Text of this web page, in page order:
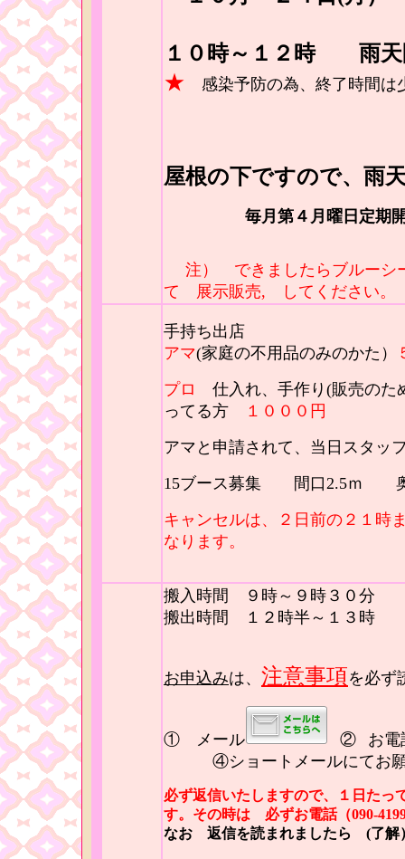
１０時～１２時 雨
★ 感染予防の為、終了時間は
屋根の下ですので、雨
毎月第４月曜日定期
注） できましたらブルーシ
て 展示販売, してください。
手持ち出店
アマ(家庭の不用品のみのかた）
プロ
仕入れ、手作り(販売のた
ってる方
１０００円
アマと申請されて、当日スタッ
15ブース募集 間口2.5ｍ
キャンセルは、２日前の２１
なります。
搬入時間 ９時～９時３０分
搬出時間 １２時半～１３時
お申込みは、 注意事項を必ず
① メール ②
お
④ショートメールにてお願
必ず返信いたしますので、１日た
す。その時は 必ずお電話（090-
なお 返信を読まれましたら (了解